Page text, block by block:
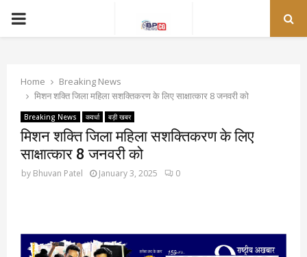
PRIMARY
Home
Breaking News
मिशन शक्ति जिला महिला सशक्तिकरण के लिए साक्षात्कार 8 जनवरी को
Breaking News कवर्धा बड़ी खबर
मिशन शक्ति जिला महिला सशक्तिकरण के लिए
साक्षात्कार 8 जनवरी को
by Bhuvan Patel January 3, 2025 0